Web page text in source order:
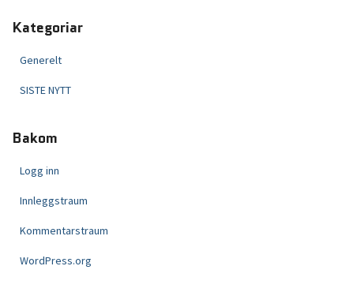
Kategoriar
Generelt
SISTE NYTT
Bakom
Logg inn
Innleggstraum
Kommentarstraum
WordPress.org